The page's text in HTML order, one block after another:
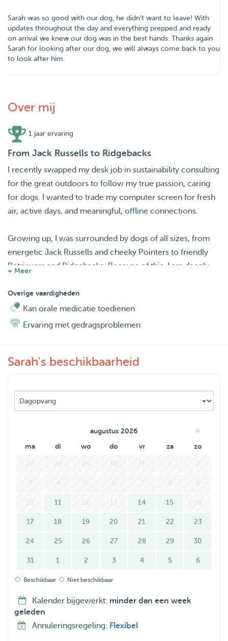
Sarah was so good with our dog, he didn't want to leave! With
updates throughout the day and everything prepped and ready
on arrival we knew our dog was in the best hands. Thanks again
Sarah for looking after our dog, we will always come back to you
to look after him.
Over mij
1 jaar ervaring
From Jack Russells to Ridgebacks
I recently swapped my desk job in sustainability consulting
for the great outdoors to follow my true passion, caring
for dogs. I wanted to trade my computer screen for fresh
air, active days, and meaningful, offline connections.
Growing up, I was surrounded by dogs of all sizes, from
energetic Jack Russells and cheeky Pointers to friendly
Retrievers and Ridgebacks. Because of this, I am deeply
I build an excellent rapport with dogs instantly and always
treat them as my own. Your pup will receive my full
+ Meer
Overige vaardigheden
Kan orale medicatie toedienen
Ervaring met gedragsproblemen
Sarah's beschikbaarheid
augustus 2026 »
ma di wo do vr za zo
27 28 29 30 31 1 2
3 4 5 6 7 8 9
10 11 12 13 14 15 16
17 18 19 20 21 22 23
24 25 26 27 28 29 30
31 1 2 3 4 5 6
Beschikbaar Niet beschikbaar
Kalender bijgewerkt: minder dan een week
geleden
Annuleringsregeling: Flexibel